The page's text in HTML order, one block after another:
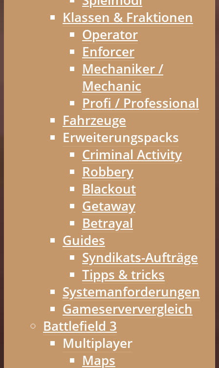
Klassen & Fraktionen
Operator
Enforcer
Mechaniker /
Mechanic
Profi / Professional
Fahrzeuge
Erweiterungspacks
Criminal Activity
Robbery
Blackout
Getaway
Betrayal
Guides
Syndikats-Aufträge
Tipps & tricks
Systemanforderungen
Gameserververgleich
Battlefield 3
Multiplayer
Maps